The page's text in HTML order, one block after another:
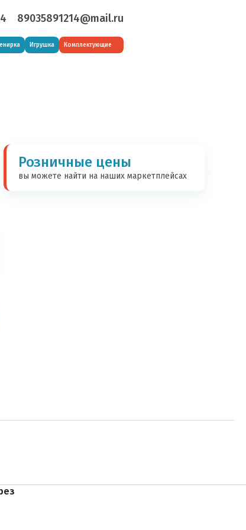
89035891214@mail.ru
Игрушка Комплектующие
Розничные цены
вы можете найти на наших маркетплейсах